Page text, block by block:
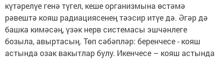
күтәрелүе генә түгел, кеше организмына өстәмә
рәвештә кояш радиациясенең тәэсир итүе дә. Әгәр дә
башка кимәсәң, үзәк нерв системасы эшчәнлеге
бозыла, авыртасың. Төп сәбәпләр: беренчесе - кояш
астында озак вакытлар булу. Икенчесе – кояш астында